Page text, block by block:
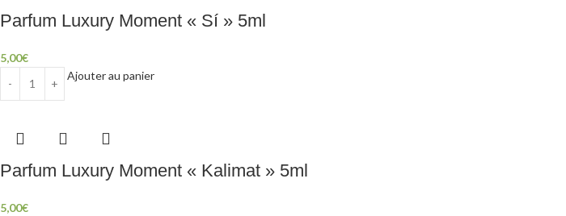
Parfum Luxury Moment « Sí » 5ml
5,00€
Ajouter au panier
Parfum Luxury Moment « Kalimat » 5ml
5,00€